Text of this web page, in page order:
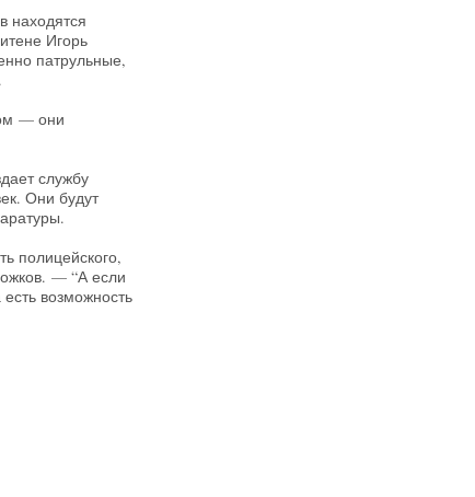
находятся
Игорь
патрульные,
— они
службу
Они будут
полицейского,
— “А если
возможность